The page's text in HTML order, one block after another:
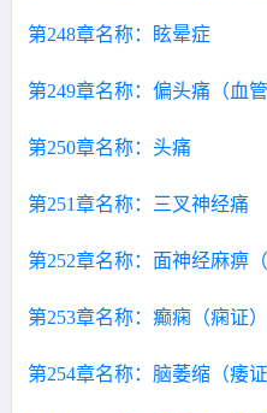
第248章名称：眩晕症
第249章名称：偏头痛（血
第250章名称：头痛
第251章名称：三叉神经痛
第252章名称：面神经麻痹
第253章名称：癫痫（痫证）
第254章名称：脑萎缩（痿证